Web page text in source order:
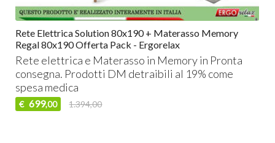
Rete Elettrica Solution 80x190 + Materasso Memory
Regal 80x190 Offerta Pack - Ergorelax
Rete elettrica e Materasso in Memory in Pronta
consegna. Prodotti DM detraibili al 19% come
spesa medica
€ 699,00 1.394,00